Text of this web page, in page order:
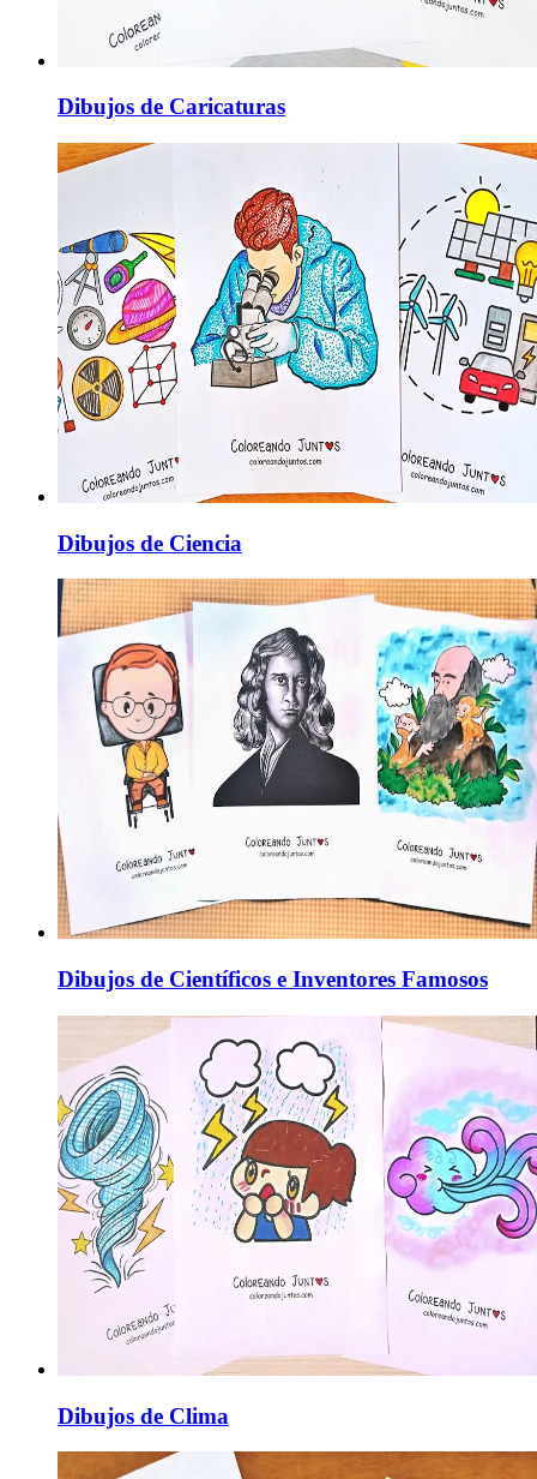
Dibujos de Caricaturas
Dibujos de Ciencia
Dibujos de Científicos e Inventores Famosos
Dibujos de Clima